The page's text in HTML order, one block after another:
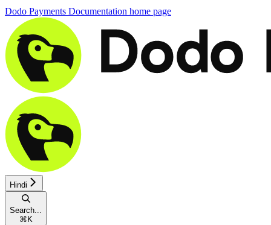
Dodo Payments Documentation home page
Hindi
Search...
⌘ K